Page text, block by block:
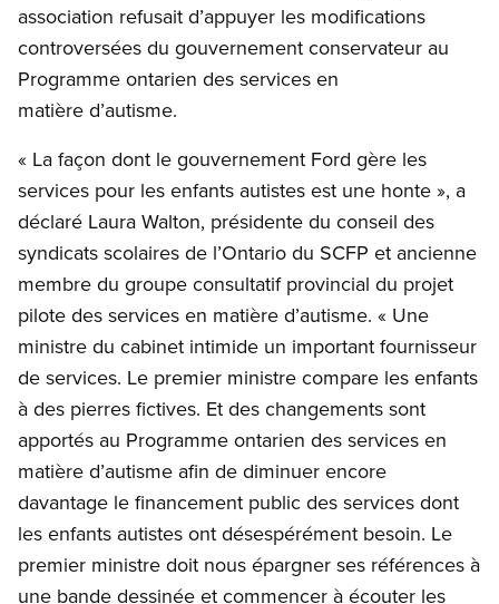
association refusait d’appuyer les modifications
controversées du gouvernement conservateur au
Programme ontarien des services en
matière d’autisme.
« La façon dont le gouvernement Ford gère les
services pour les enfants autistes est une honte », a
déclaré Laura Walton, présidente du conseil des
syndicats scolaires de l’Ontario du SCFP et ancienne
membre du groupe consultatif provincial du projet
pilote des services en matière d’autisme. « Une
ministre du cabinet intimide un important fournisseur
de services. Le premier ministre compare les enfants
à des pierres fictives. Et des changements sont
apportés au Programme ontarien des services en
matière d’autisme afin de diminuer encore
davantage le financement public des services dont
les enfants autistes ont désespérément besoin. Le
premier ministre doit nous épargner ses références à
une bande dessinée et commencer à écouter les